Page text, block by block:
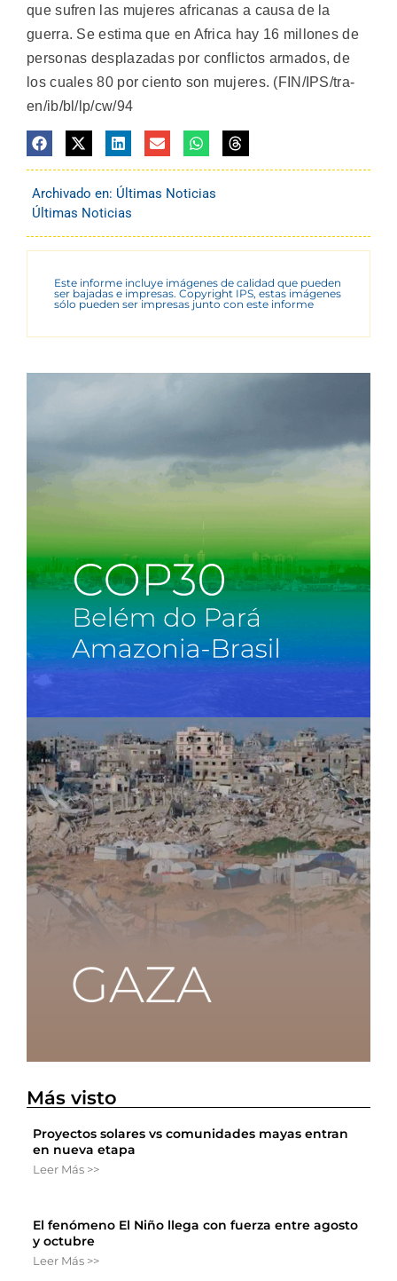
que sufren las mujeres africanas a causa de la
guerra. Se estima que en Africa hay 16 millones de
personas desplazadas por conflictos armados, de
los cuales 80 por ciento son mujeres. (FIN/IPS/tra-
en/ib/bl/lp/cw/94
Archivado en: Últimas Noticias
Últimas Noticias
Este informe incluye imágenes de calidad que pueden
ser bajadas e impresas. Copyright IPS, estas imágenes
sólo pueden ser impresas junto con este informe
Más visto
Proyectos solares vs comunidades mayas entran
en nueva etapa
Leer Más >>
El fenómeno El Niño llega con fuerza entre agosto
y octubre
Leer Más >>